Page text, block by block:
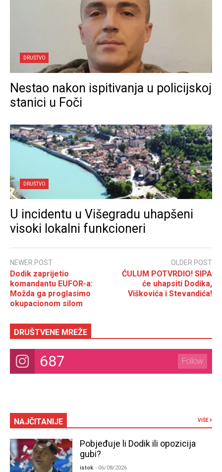
DRUŠTVO
Nestao nakon ispitivanja u policijskoj
stanici u Foči
DRUŠTVO
U incidentu u Višegradu uhapšeni
visoki lokalni funkcioneri
NEWER POST
Dodik zaprijetio
komandantu EUFOR-a:
Možda ga proglasimo
okupacionom silom
OLDER POST
ĆULUM POTVRDIO! SIPA
će uhapsiti Dodika,
Viškovića i Stevandića!
DRUŠTVENE MREŽE
687 Follow
NAJČITANIJE VIŠE
Pobjeđuje li Dodik ili opozicija
gubi?
istok - 06/08/2026